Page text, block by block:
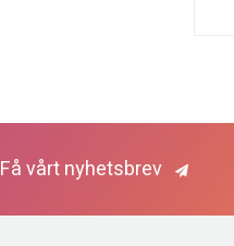
Få vårt nyhetsbrev